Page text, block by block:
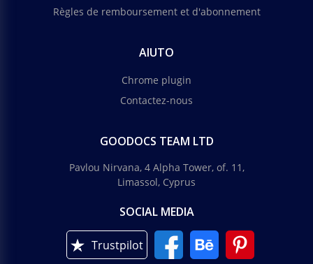
Règles de remboursement et d'abonnement
AIUTO
Chrome plugin
Contactez-nous
GOODOCS TEAM LTD
Pavlou Nirvana, 4 Alpha Tower, of. 11,
Limassol, Cyprus
SOCIAL MEDIA
Trustpilot